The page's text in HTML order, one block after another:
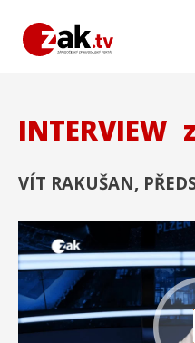
INTERVIEW z
VÍT RAKUŠAN,